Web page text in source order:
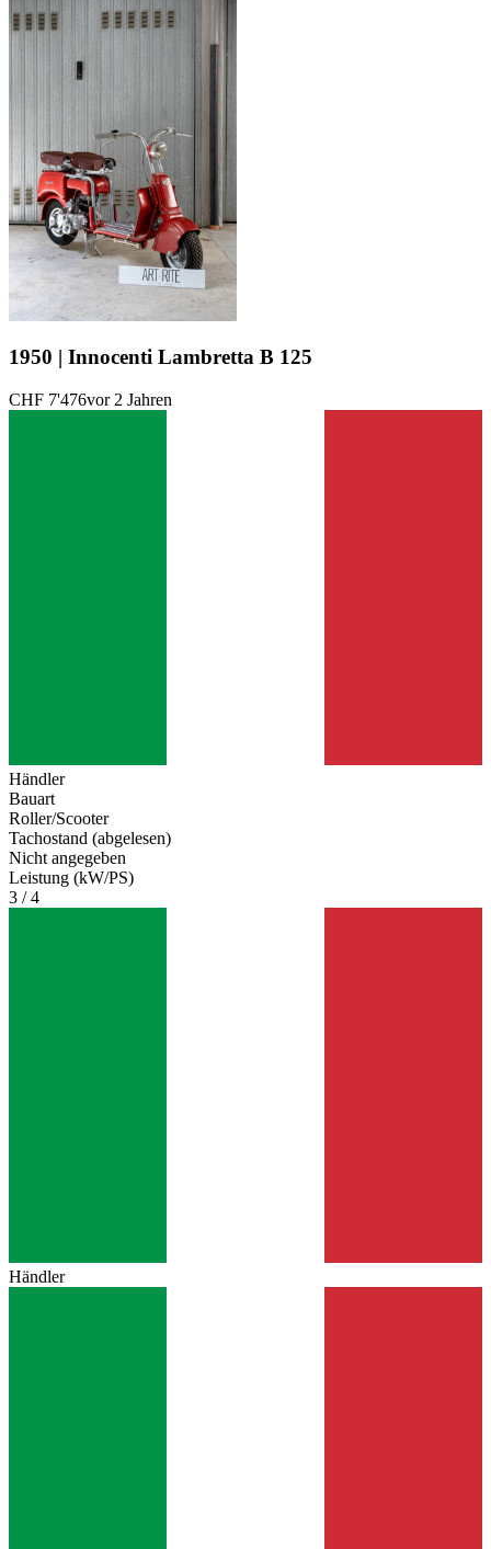
1950 | Innocenti Lambretta B 125
CHF 7'476vor 2 Jahren
Händler
Bauart
Roller/Scooter
Tachostand (abgelesen)
Nicht angegeben
Leistung (kW/PS)
3 / 4
Händler